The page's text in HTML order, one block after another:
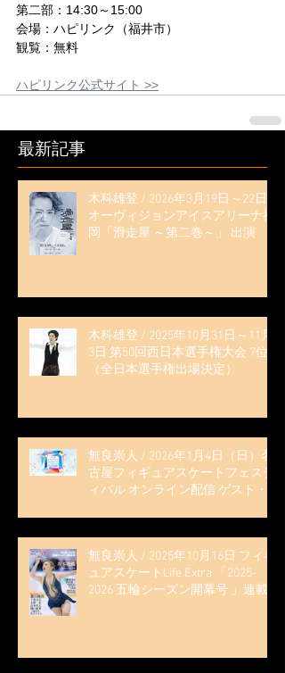
第二部：14:30～15:00
会場：ハピリンク（福井市）
観覧：無料
ハピリンク公式サイト >>
最新記事
木科雄登 / 2026年3月19日～22日
オーヴィジョンアイスアリーナ福
岡「滑走屋 ～第二巻～」 出演
木科雄登 / 2025年10月31日～11月
3日 第50回西日本選手権大会 7位
（全日本選手権出場決定）
無良崇人 / 2026年1月4日（日）名
古屋フィギュアスケートフェステ
ィバル オンライン配信 ゲスト・
無良崇人 / 2025年10月16日 フィギ
ュアスケートLife Extra 「2025-
2026 五輪シーズン開幕号 」連載